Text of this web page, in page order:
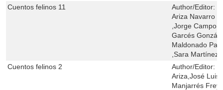
Cuentos felinos 11
Author/Editor:
Ariza Navarro
,Jorge Campo
Garcés
Maldonado
,Sara Martínez
Cuentos felinos 2
Author/Editor:
Ariza,José Luis
Manjarrés